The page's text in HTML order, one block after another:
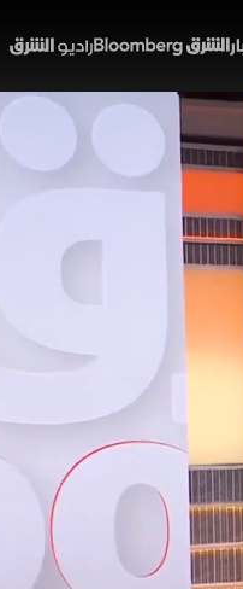
جديدة جاءت وسط
إدارة ترمب
في أوروبا وآسيا